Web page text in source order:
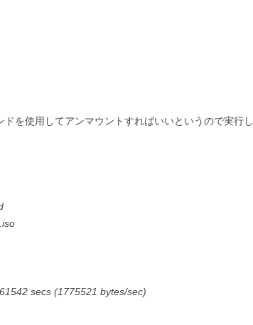
を使用してアンマウントすればいいというので実行し
secs (1775521 bytes/sec)